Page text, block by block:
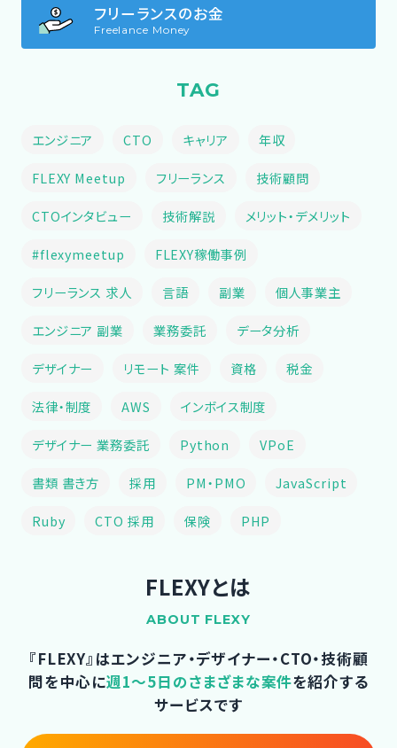
フリーランスのお金
Freelance Money
TAG
エンジニア CTO キャリア 年収
FLEXY Meetup フリーランス 技術顧問
CTOインタビュー 技術解説 メリット・デメリット
#flexymeetup FLEXY稼働事例
フリーランス 求人 言語 副業 個人事業主
エンジニア 副業 業務委託 データ分析
デザイナー リモート 案件 資格 税金
法律・制度 AWS インボイス制度
デザイナー 業務委託 Python VPoE
書類 書き方 採用 PM・PMO JavaScript
Ruby CTO 採用 保険 PHP
FLEXYとは
ABOUT FLEXY
『FLEXY』はエンジニア・デザイナー・CTO・技術顧
問を中心に週1～5日のさまざまな案件を紹介する
サービスです